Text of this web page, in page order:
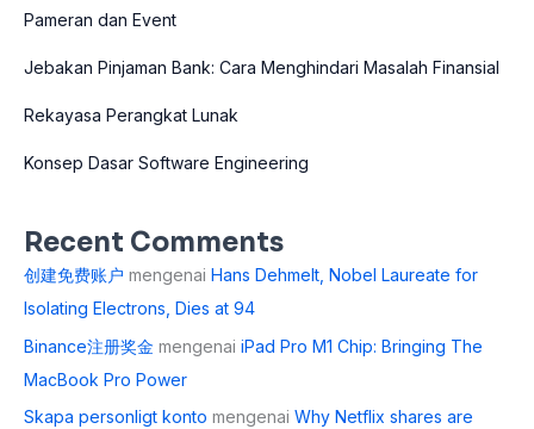
Pameran dan Event
Jebakan Pinjaman Bank: Cara Menghindari Masalah Finansial
Rekayasa Perangkat Lunak
Konsep Dasar Software Engineering
Recent Comments
创建免费账户 mengenai Hans Dehmelt, Nobel Laureate for
Isolating Electrons, Dies at 94
Binance注册奖金 mengenai iPad Pro M1 Chip: Bringing The
MacBook Pro Power
Skapa personligt konto mengenai Why Netflix shares are